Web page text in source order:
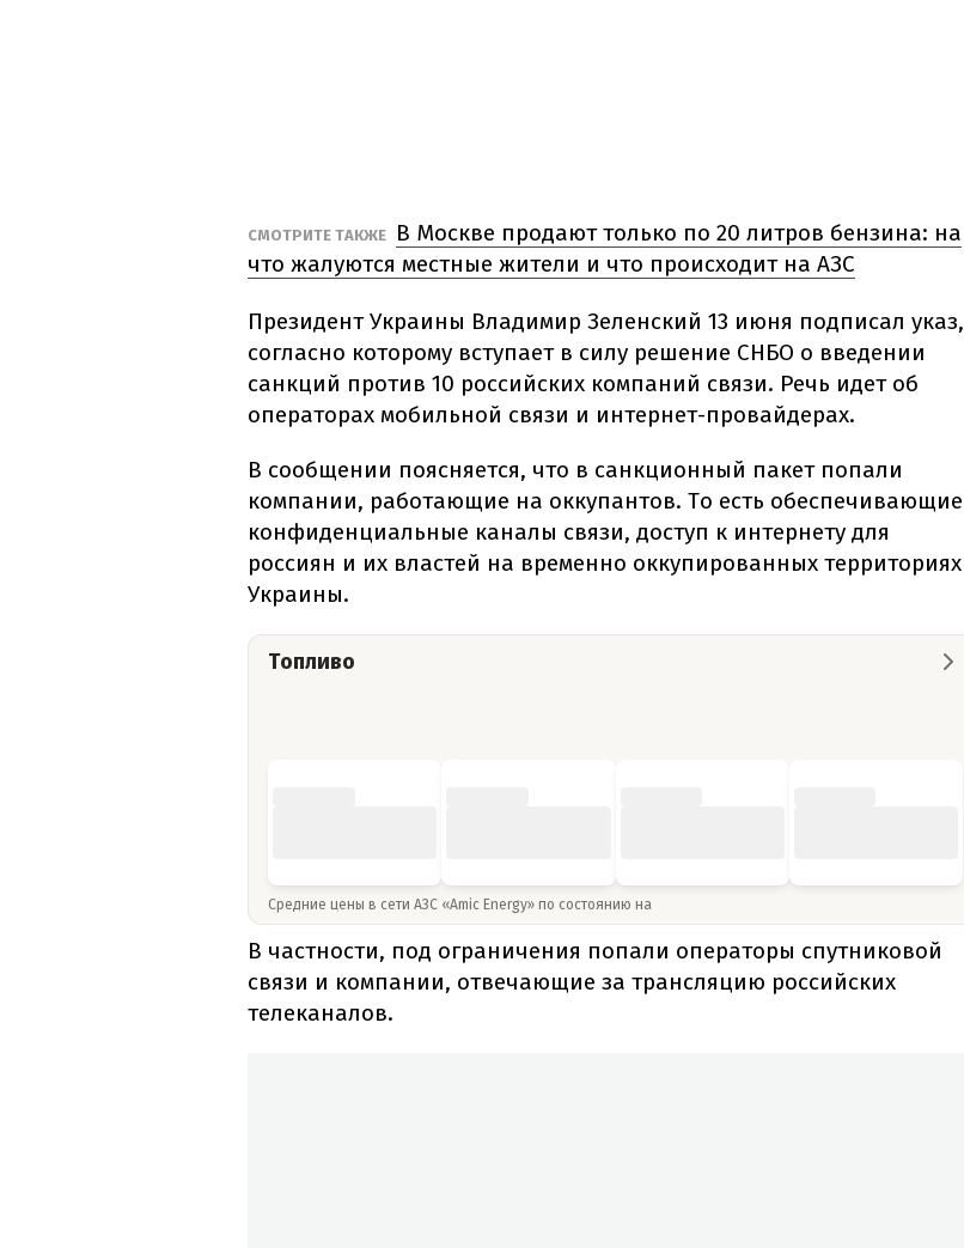
СМОТРИТЕ ТАКЖЕ
В Москве продают только по 20 литров бензина: на
что жалуются местные жители и что происходит на АЗС
Президент Украины Владимир Зеленский 13 июня подписал указ,
согласно которому вступает в силу решение СНБО о введении
санкций против 10 российских компаний связи. Речь идет об
операторах мобильной связи и интернет-провайдерах.
В сообщении поясняется, что в санкционный пакет попали
компании, работающие на оккупантов. То есть обеспечивающие
конфиденциальные каналы связи, доступ к интернету для
россиян и их властей на временно оккупированных территориях
Украины.
Топливо
Средние цены в сети АЗС «Amic Energy» по состоянию на
В частности, под ограничения попали операторы спутниковой
связи и компании, отвечающие за трансляцию российских
телеканалов.